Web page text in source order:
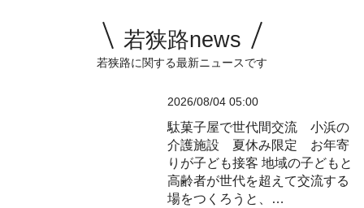
若狭路news
若狭路に関する最新ニュースです
2026/08/04 05:00
駄菓子屋で世代間交流 小浜の
介護施設 夏休み限定 お年寄
りが子ども接客 地域の子どもと
高齢者が世代を超えて交流する
場をつくろうと、…